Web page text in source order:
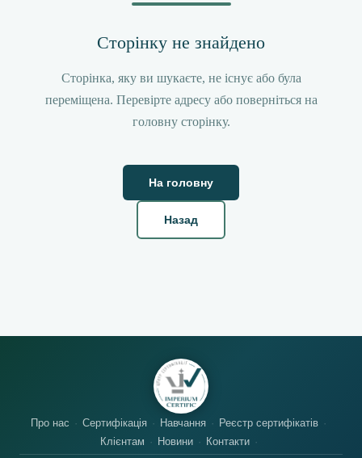
Сторінку не знайдено
Сторінка, яку ви шукаєте, не існує або була
переміщена. Перевірте адресу або поверніться на
головну сторінку.
На головну
Назад
Про нас Сертифікація Навчання
Реєстр сертифікатів
Клієнтам
Новини Контакти